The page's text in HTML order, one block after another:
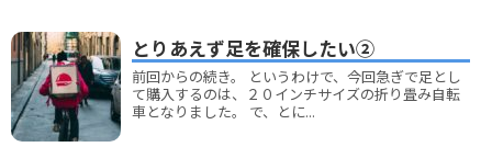
とりあえず足を確保したい②
前回からの続き。 というわけで、今回急ぎで足とし
て購入するのは、２０インチサイズの折り畳み自転
車となりました。 で、とに...